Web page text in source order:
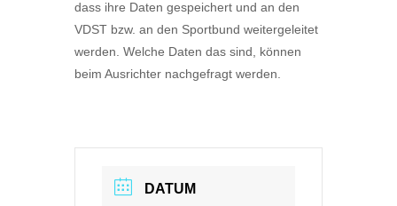
dass ihre Daten gespeichert und an den
VDST bzw. an den Sportbund weitergeleitet
werden. Welche Daten das sind, können
beim Ausrichter nachgefragt werden.
DATUM